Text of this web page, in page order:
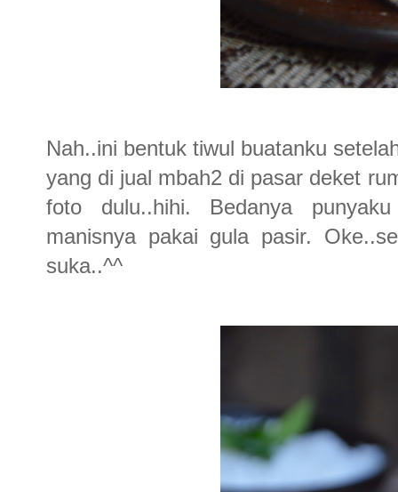
Nah..ini bentuk tiwul buatanku
yang di jual mbah2 di pasar deket
foto dulu..hihi. Bedanya
manisnya pakai gula pasir.
suka..^^